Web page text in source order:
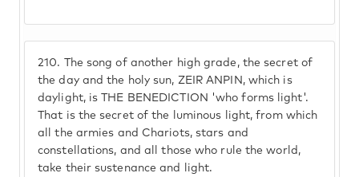
210.
The song of another high grade, the secret of
the day and the holy sun, ZEIR ANPIN, which is
daylight, is THE BENEDICTION 'who forms light'.
That is the secret of the luminous light, from which
all the armies and Chariots, stars and
constellations, and all those who rule the world,
take their sustenance and light.